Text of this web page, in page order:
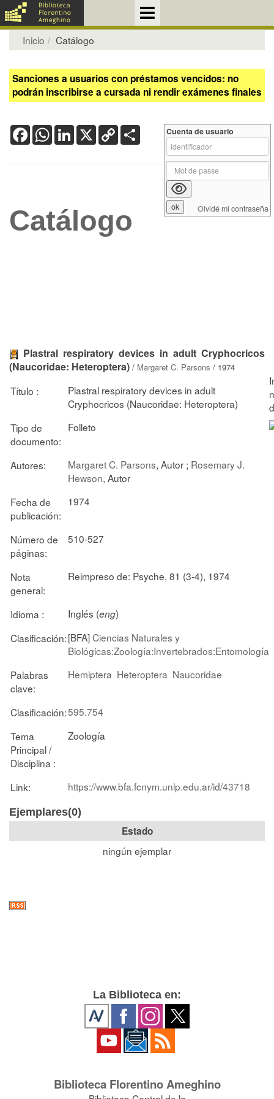
Inicio Catálogo
Sanciones a usuarios con préstamos vencidos: no
podrán inscribirse a cursada ni rendir exámenes finales
FacebookWhatsApp
LinkedIn
X Copy
Link
Catálogo
Plastral respiratory devices in adult Cryphocricos
(Naucoridae: Heteroptera) / Margaret C. Parsons / 1974
Título :
Plastral respiratory devices in adult
Cryphocricos (Naucoridae: Heteroptera)
Tipo de
documento:
Folleto
Autores: Margaret C. Parsons, Autor ; Rosemary J.
Hewson, Autor
Fecha de
publicación:
1974
Número de
páginas:
510-527
Nota
general:
Reimpreso de: Psyche, 81 (3-4), 1974
Idioma : Inglés (eng)
Clasificación:[BFA]Ciencias Naturales y
Biológicas:Zoología:Invertebrados:Entomología
Palabras
clave:
Hemiptera Heteroptera Naucoridae
Clasificación:595.754
Tema
Principal /
Disciplina :
Zoología
Link: https://www.bfa.fcnym.unlp.edu.ar/id/43718
Ejemplares(0)
Estado
ningún ejemplar
Cuenta de usuario
Olvidé mi contraseña
La Biblioteca en:
Biblioteca Florentino Ameghino